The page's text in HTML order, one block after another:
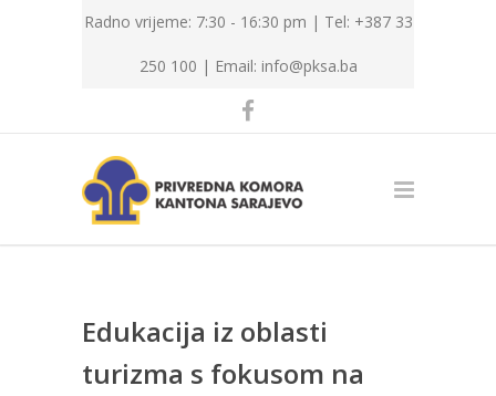
Radno vrijeme: 7:30 - 16:30 pm | Tel: +387 33
250 100 | Email: info@pksa.ba
Edukacija iz oblasti
turizma s fokusom na